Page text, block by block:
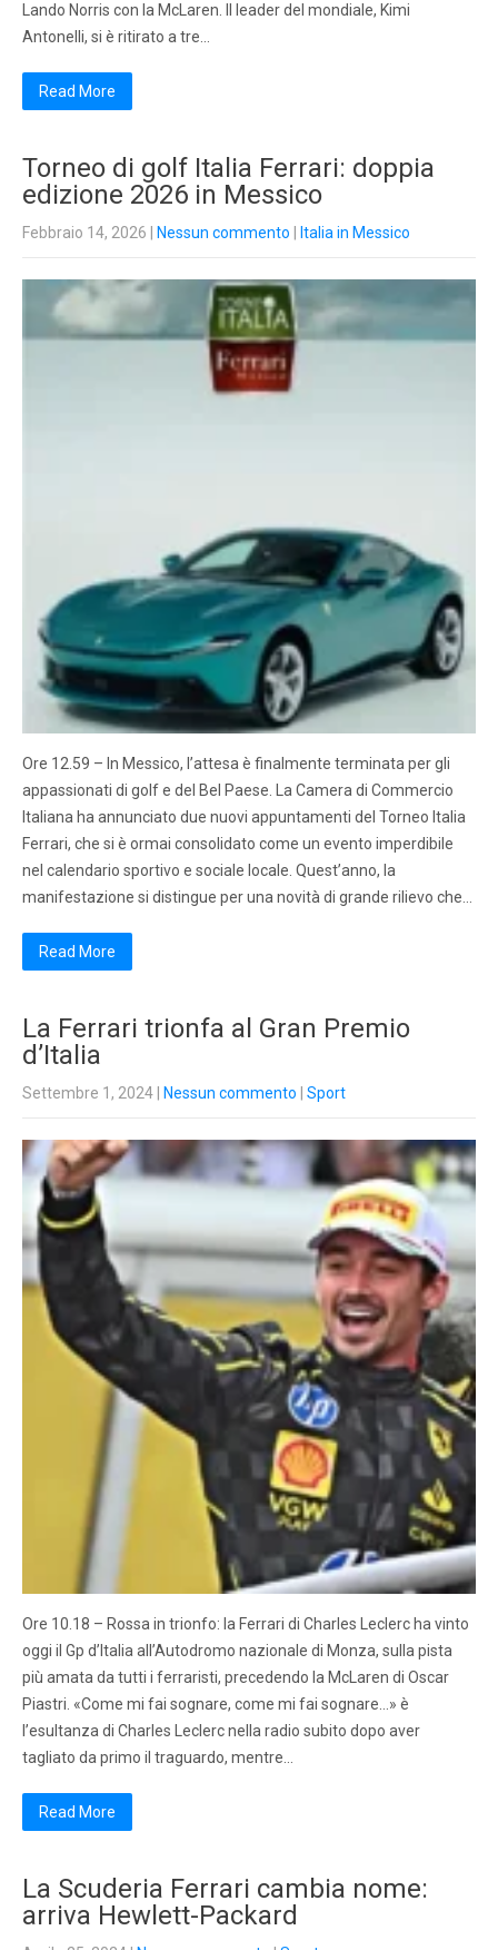
Lando Norris con la McLaren. Il leader del mondiale, Kimi
Antonelli, si è ritirato a tre…
Read More
Torneo di golf Italia Ferrari: doppia
edizione 2026 in Messico
Febbraio 14, 2026 Nessun commento Italia in Messico
Ore 12.59 – In Messico, l’attesa è finalmente terminata per gli
appassionati di golf e del Bel Paese. La Camera di Commercio
Italiana ha annunciato due nuovi appuntamenti del Torneo Italia
Ferrari, che si è ormai consolidato come un evento imperdibile
nel calendario sportivo e sociale locale. Quest’anno, la
manifestazione si distingue per una novità di grande rilievo che…
Read More
La Ferrari trionfa al Gran Premio
d’Italia
Settembre 1, 2024 Nessun commento Sport
Ore 10.18 – Rossa in trionfo: la Ferrari di Charles Leclerc ha vinto
oggi il Gp d’Italia all’Autodromo nazionale di Monza, sulla pista
più amata da tutti i ferraristi, precedendo la McLaren di Oscar
Piastri. «Come mi fai sognare, come mi fai sognare…» è
l’esultanza di Charles Leclerc nella radio subito dopo aver
tagliato da primo il traguardo, mentre…
Read More
La Scuderia Ferrari cambia nome:
arriva Hewlett-Packard